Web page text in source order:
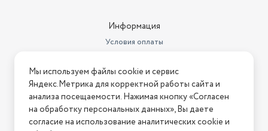
16 ГБ
1.1
Материал корпуса
пластик
Подсветка клавиатуры
Длина товара в упаковке, в
метрах
0.47
Информация
Условия оплаты
Условия возврата
Нашли ошибку на сайте? Напишите нам
2026 © Интернет-магазин "АстМаркет". У нас есть всё!
Мы используем файлы cookie и сервис
Яндекс.Метрика для корректной работы сайта и
анализа посещаемости. Нажимая кнопку «Согласен
на обработку персональных данных», Вы даете
согласие на использование аналитических cookie и